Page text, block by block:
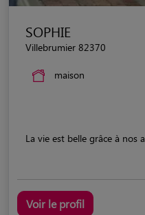
SOPHIE
Villebrumier 82370
maison
La vie est belle grâce à nos
Voir le profil